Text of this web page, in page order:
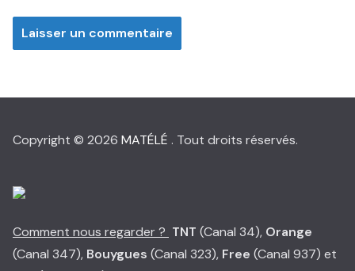
Copyright © 2026 MATÉLÉ . Tout droits réservés.
Comment nous regarder ? TNT (Canal 34), Orange
(Canal 347), Bouygues (Canal 323), Free (Canal 937) et